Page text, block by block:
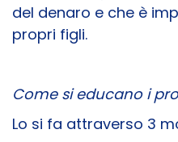
del denaro e che è
propri figli.
Come si educano i
Lo si fa attraverso 3